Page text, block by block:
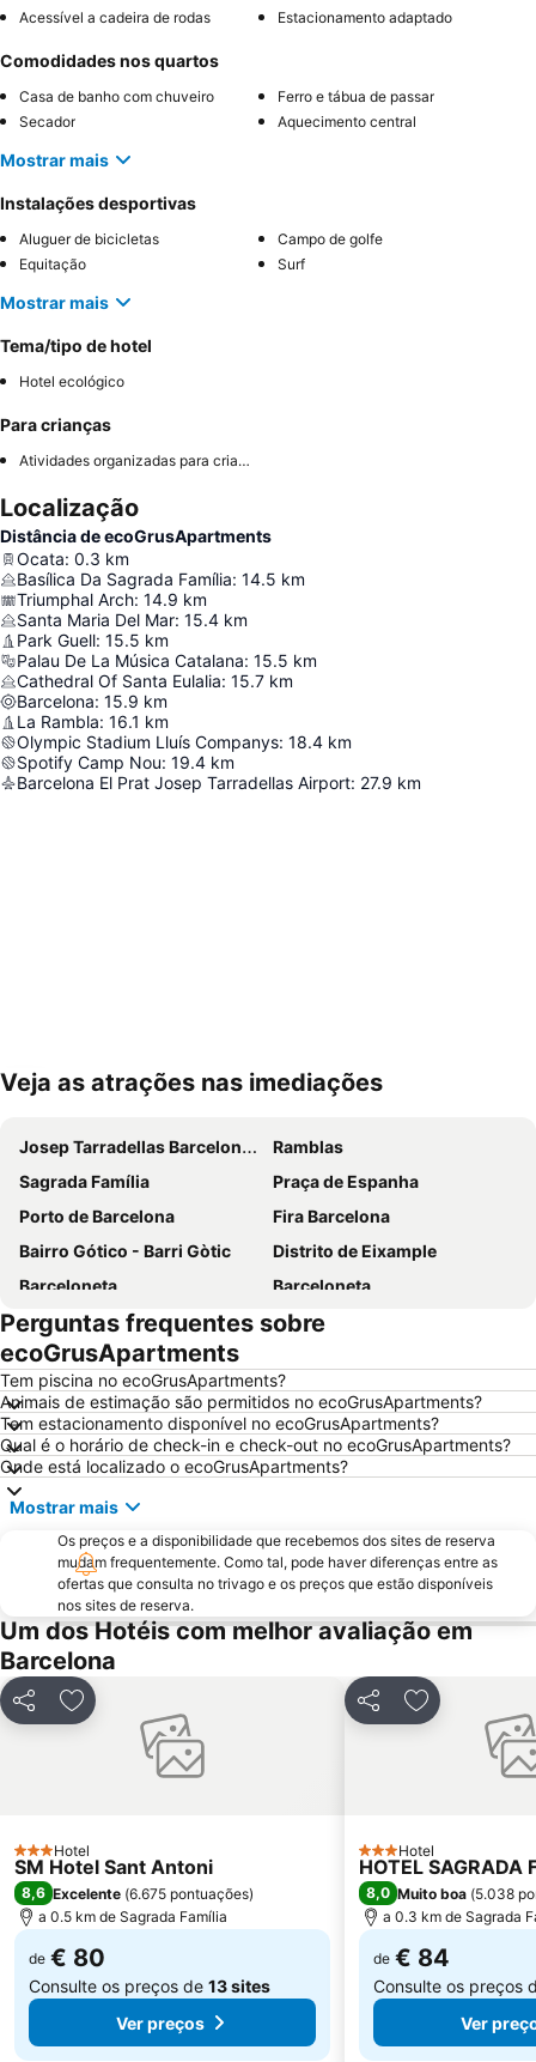
Acessível a cadeira de rodas Estacionamento adaptado
Comodidades nos quartos
Casa de banho com chuveiro
Ferro e tábua de passar
Secador
Aquecimento central
Mostrar mais
Instalações desportivas
Aluguer de bicicletas
Campo de golfe
Equitação
Surf
Mostrar mais
Tema/tipo de hotel
Hotel ecológico
Para crianças
Atividades organizadas para crianças
Localização
Distância de ecoGrusApartments
Ocata: 0.3 km
Basílica Da Sagrada Família: 14.5 km
Triumphal Arch: 14.9 km
Santa Maria Del Mar: 15.4 km
Park Guell: 15.5 km
Palau De La Música Catalana: 15.5 km
Cathedral Of Santa Eulalia: 15.7 km
Barcelona: 15.9 km
La Rambla: 16.1 km
Olympic Stadium Lluís Companys: 18.4 km
Spotify Camp Nou: 19.4 km
Barcelona El Prat Josep Tarradellas Airport: 27.9 km
Ampliar mapa
Veja as atrações nas imediações
Josep Tarradellas Barcelona–El Prat Airport
Ramblas
Sagrada Família
Praça de Espanha
Porto de Barcelona
Fira Barcelona
Bairro Gótico - Barri Gòtic
Distrito de Eixample
Barceloneta
Barceloneta
Estádio Olímpico de Montjuïc
Camp Nou
Estació de Sants
Praça Catalunha
Sagrada Família Metro Station
La Dreta de l'Eixample
Barcelona Sants Metro Station
Metrô de Barcelona
Plaza Catalunya
Aeroport T1 Metro Station
Gràcia
Circuit de Catalunya
Passeio de Gràcia
Parque do centro de Poblenou
El Poblenou
El Born
La Salut
Parque do Forum
Casino de Barcelona
Parque da Ciutadella
Distrito Sarrià-Sant Gervasi
Sants-Montjuïc
Marina Port Vell
Unesco Rock Art Of The Mediterranean Basin On The Iberian Peninsula
L'Antiga Esquerra de l'Eixample
Mercado da Boqueria
Universidade de Barcelona
Gran Via de les Corts Catalans
Perguntas frequentes sobre
ecoGrusApartments
Tem piscina no ecoGrusApartments?
Animais de estimação são permitidos no ecoGrusApartments?
Tem estacionamento disponível no ecoGrusApartments?
Qual é o horário de check-in e check-out no ecoGrusApartments?
Onde está localizado o ecoGrusApartments?
Mostrar mais
Os preços e a disponibilidade que recebemos dos sites de reserva
mudam frequentemente. Como tal, pode haver diferenças entre as
ofertas que consulta no trivago e os preços que estão disponíveis
nos sites de reserva.
Um dos Hotéis com melhor avaliação em
Barcelona
PartilharAdicionar aos favoritos
3 Estrelas
Hotel
SM Hotel Sant Antoni
8,6 Excelente (6.675 pontuações)
a 0.5 km de Sagrada Família
de € 80
Consulte os preços de 13 sites
Ver preços
PartilharAdicionar
3 Estrelas
Hotel
HOTEL SAGRADA
8,0 Muito boa (5.038
a 0.3 km de Sagrada
de € 84
Consulte os preços
Ver